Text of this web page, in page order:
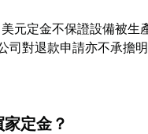
元定金不保證設備被
對退款申請亦不承擔明
定金？